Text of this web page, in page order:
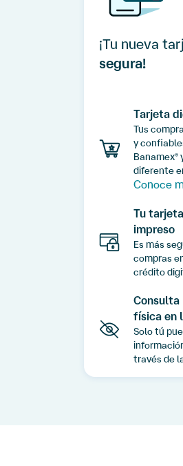
¡Tu nueva
segura!
Tarjeta
Tus
y
Banamex®
diferente
Conoce
Tu
impreso
Es más
compras
crédito
física en
Solo tú
través de